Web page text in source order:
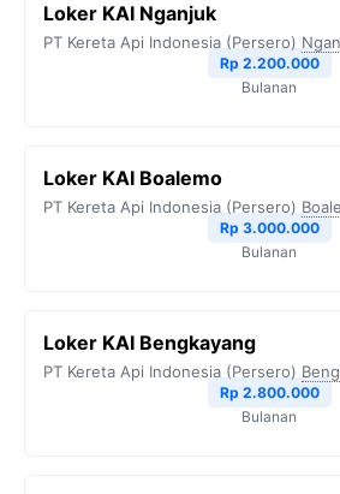
Loker KAI Nganjuk
PT Kereta Api Indonesia (Persero)
Rp 2.200.000
Bulanan
Loker KAI Boalemo
PT Kereta Api Indonesia (Persero)
Rp 3.000.000
Bulanan
Loker KAI Bengkayang
PT Kereta Api Indonesia (Persero)
Rp 2.800.000
Bulanan